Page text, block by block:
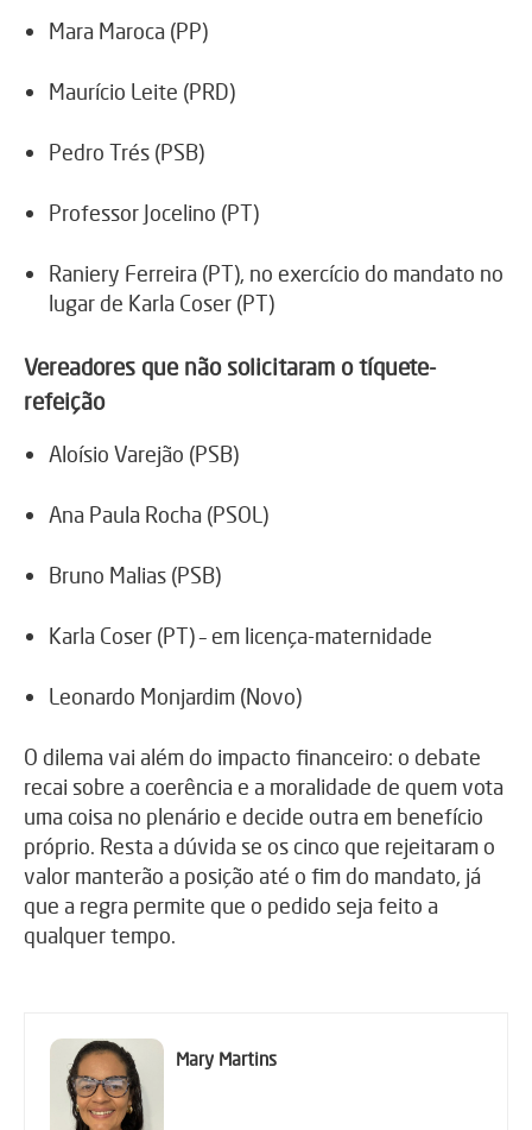
Mara Maroca (PP)
Maurício Leite (PRD)
Pedro Trés (PSB)
Professor Jocelino (PT)
Raniery Ferreira (PT), no exercício do mandato no
lugar de Karla Coser (PT)
Vereadores que não solicitaram o tíquete-
refeição
Aloísio Varejão (PSB)
Ana Paula Rocha (PSOL)
Bruno Malias (PSB)
Karla Coser (PT) – em licença-maternidade
Leonardo Monjardim (Novo)
O dilema vai além do impacto financeiro: o debate
recai sobre a coerência e a moralidade de quem vota
uma coisa no plenário e decide outra em benefício
próprio. Resta a dúvida se os cinco que rejeitaram o
valor manterão a posição até o fim do mandato, já
que a regra permite que o pedido seja feito a
qualquer tempo.
Mary Martins